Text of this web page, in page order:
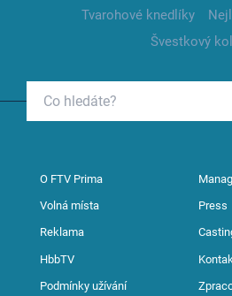
Tvarohové knedlíky
Švestkový
O FTV Prima
Volná místa Press
Reklama
HbbTV
Podmínky užívání